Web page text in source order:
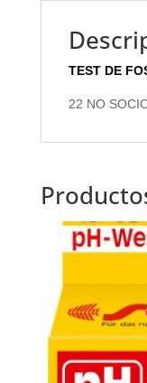
TEST DE
22 NO